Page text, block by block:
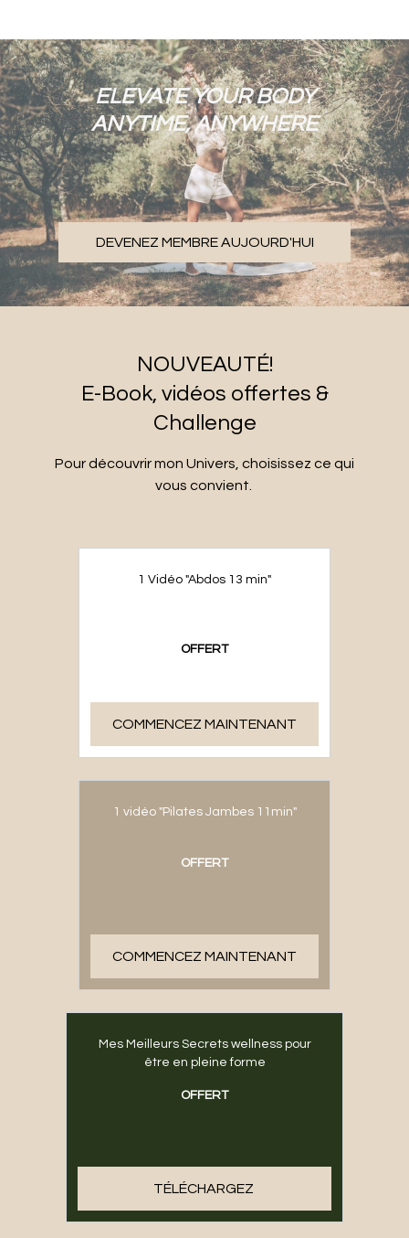
ELEVATE YOUR BODY
ANYTIME, ANYWHERE
DEVENEZ MEMBRE AUJOURD'HUI
NOUVEAUTÉ!
E-Book, vidéos offertes &
Challenge
Pour découvrir mon Univers, choisissez ce qui
vous convient.
1 Vidéo "Abdos 13 min"
OFFERT
COMMENCEZ MAINTENANT
1 vidéo "Pilates Jambes 11min"
OFFERT
COMMENCEZ MAINTENANT
Mes Meilleurs Secrets wellness pour
être en pleine forme
OFFERT
TÉLÉCHARGEZ